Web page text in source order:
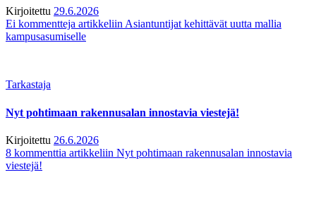
Kirjoitettu 29.6.2026
Ei kommentteja artikkeliin Asiantuntijat kehittävät uutta mallia
kampusasumiselle
Tarkastaja
Nyt pohtimaan rakennusalan innostavia viestejä!
Kirjoitettu 26.6.2026
8 kommenttia artikkeliin Nyt pohtimaan rakennusalan innostavia
viestejä!